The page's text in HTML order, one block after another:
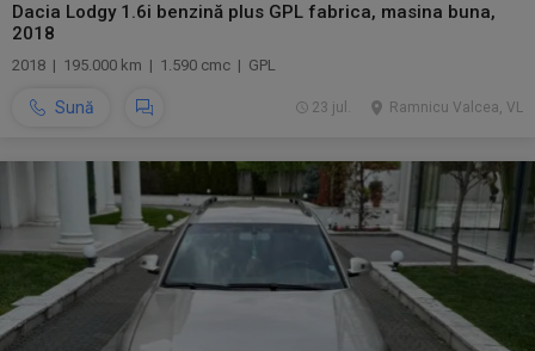
Dacia Lodgy 1.6i benzină plus GPL fabrica, masina buna,
2018
2018 | 195.000 km | 1.590 cmc | GPL
Sună Ramnicu Valcea, VL
23 jul.